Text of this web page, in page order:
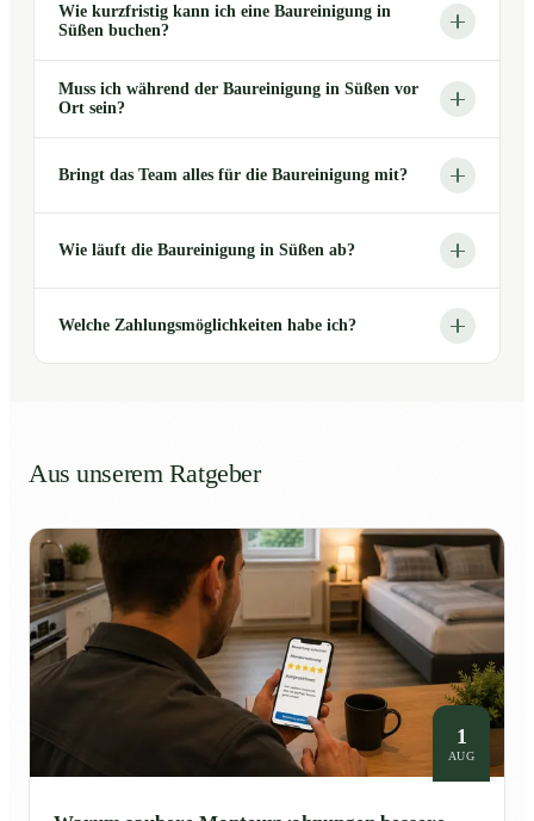
Wie kurzfristig kann ich eine Baureinigung in
Süßen buchen?
Muss ich während der Baureinigung in Süßen vor
Ort sein?
Bringt das Team alles für die Baureinigung mit?
Wie läuft die Baureinigung in Süßen ab?
Welche Zahlungsmöglichkeiten habe ich?
Aus unserem Ratgeber
1
AUG